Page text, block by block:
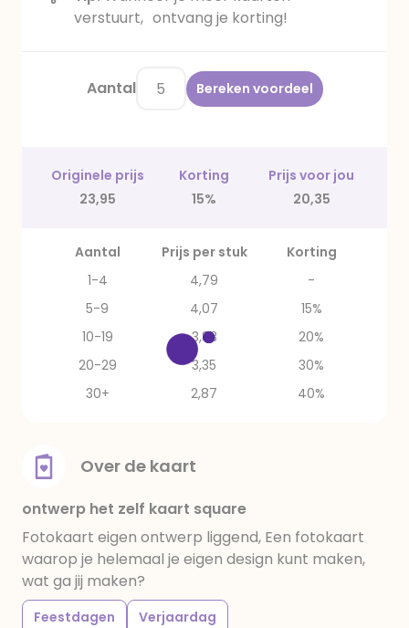
verstuurt, ontvang je korting!
Aantal Bereken voordeel
Originele prijs Korting
Prijs voor jou
23,95
15% 20,35
Aantal Prijs per stuk
Korting
1-4
4,79
-
5-9
4,07
15%
10-19
3,83
20%
20-29
3,35
30%
30+
2,87 40%
Over de kaart
ontwerp het zelf kaart square
Fotokaart eigen ontwerp liggend, Een fotokaart
waarop je helemaal je eigen design kunt maken,
wat ga jij maken?
Feestdagen
Verjaardag